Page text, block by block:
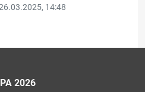
14:48
2026